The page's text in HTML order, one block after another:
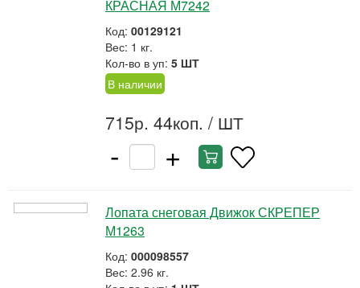
КРАСНАЯ М7242
Код: 00129121
Вес: 1 кг.
Кол-во в уп: 5 ШТ
В наличии
715р. 44коп. / ШТ
- +
Лопата снеговая Движок СКРЕПЕР
М1263
Код: 000098557
Вес: 2.96 кг.